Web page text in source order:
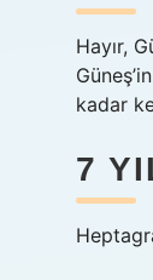
Hayır,
kadar
7